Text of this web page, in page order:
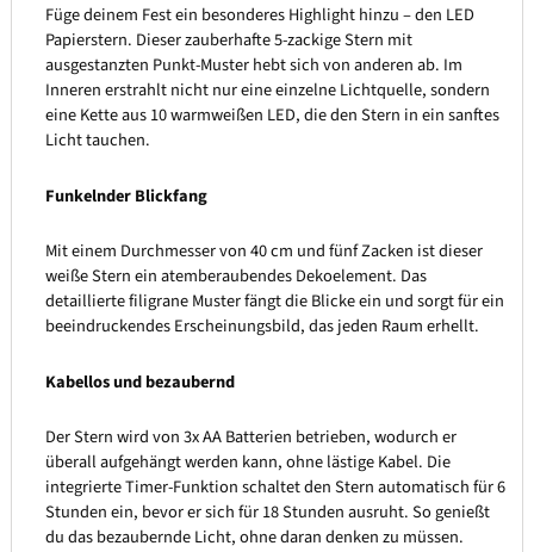
Füge deinem Fest ein besonderes Highlight hinzu – den LED
Papierstern. Dieser zauberhafte 5-zackige Stern mit
ausgestanzten Punkt-Muster hebt sich von anderen ab. Im
Inneren erstrahlt nicht nur eine einzelne Lichtquelle, sondern
eine Kette aus 10 warmweißen LED, die den Stern in ein sanftes
Licht tauchen.
Funkelnder Blickfang
Mit einem Durchmesser von 40 cm und fünf Zacken ist dieser
weiße Stern ein atemberaubendes Dekoelement. Das
detaillierte filigrane Muster fängt die Blicke ein und sorgt für ein
beeindruckendes Erscheinungsbild, das jeden Raum erhellt.
Kabellos und bezaubernd
Der Stern wird von 3x AA Batterien betrieben, wodurch er
überall aufgehängt werden kann, ohne lästige Kabel. Die
integrierte Timer-Funktion schaltet den Stern automatisch für 6
Stunden ein, bevor er sich für 18 Stunden ausruht. So genießt
du das bezaubernde Licht, ohne daran denken zu müssen.